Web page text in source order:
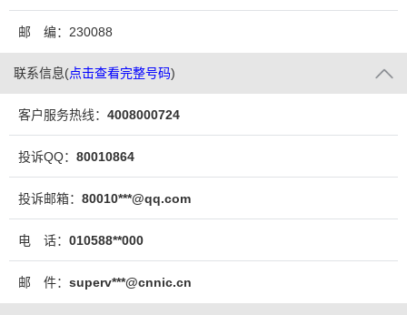
邮 编：230088
联系信息(点击查看完整号码)
客户服务热线： 4008000724
投诉QQ： 80010864
投诉邮箱： 80010***@qq.com
电 话： 010588**000
邮 件： superv***@cnnic.cn